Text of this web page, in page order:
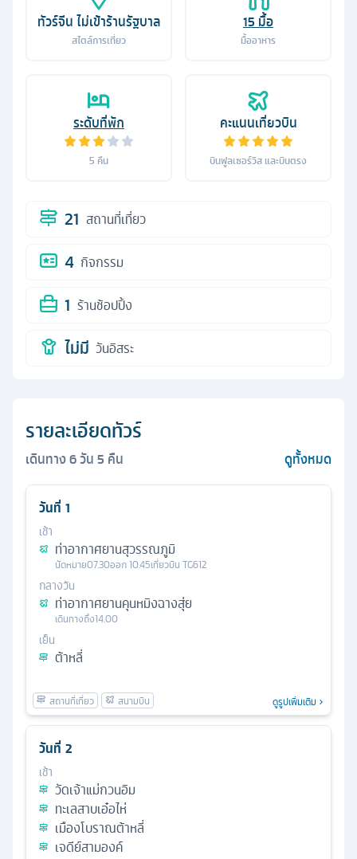
ทัวร์จีน ไม่เข้าร้านรัฐบาล
สไตล์การเที่ยว
15 มื้อ
มื้ออาหาร
ระดับที่พัก
5 คืน
คะแนนเที่ยวบิน
บินฟูลเซอร์วิส และบินตรง
21 สถานที่เที่ยว
4 กิจกรรม
1 ร้านช้อปปิ้ง
ไม่มี วันอิสระ
รายละเอียดทัวร์
เดินทาง6วัน5 คืน ดูทั้งหมด
วันที่ 1
เช้า
ท่าอากาศยานสุวรรณภูมิ
นัดหมาย07.30ออก10.45เที่ยวบิน TG612
กลางวัน
ท่าอากาศยานคุนหมิงฉางสุ่ย
เดินทางถึง14.00
เย็น
ต้าหลี่
ดูรูปเพิ่มเติม
วันที่ 2
เช้า
วัดเจ้าแม่กวนอิม
ทะเลสาบเอ๋อไห่
เมืองโบราณต้าหลี่
เจดีย์สามองค์